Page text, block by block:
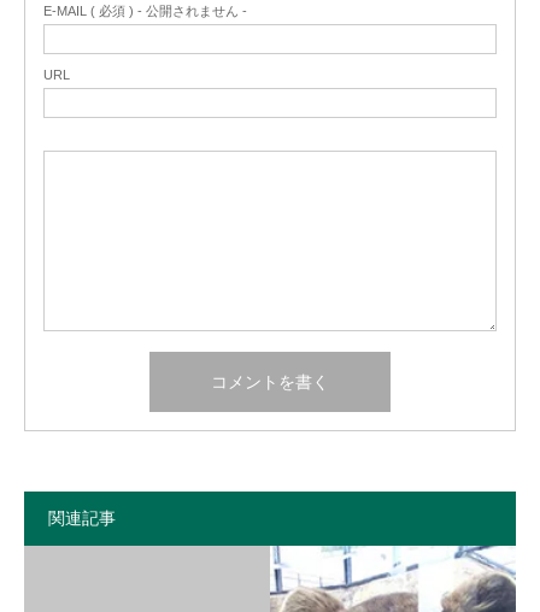
E-MAIL ( 必須 ) - 公開されません -
URL
関連記事